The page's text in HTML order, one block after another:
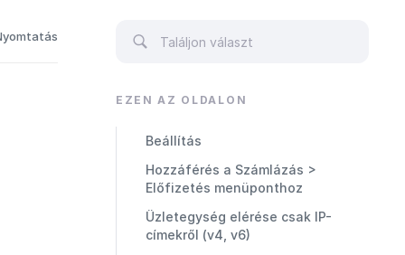
EZEN AZ OLDALON
Beállítás
Hozzáférés a Számlázás >
Előfizetés menüponthoz
Üzletegység elérése csak IP-
címekről (v4, v6)